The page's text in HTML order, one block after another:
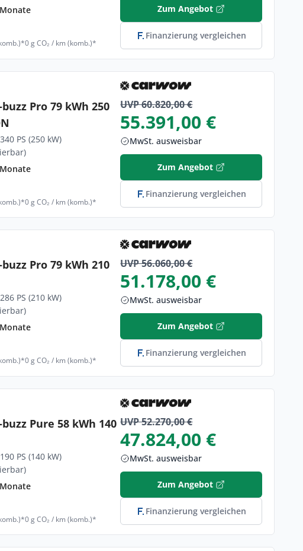
0 g CO₂ / km (komb.)*
Zum Angebot
Finanzierung vergleichen
Pro 79 kWh 250
340 PS (250 kW)
0 g CO₂ / km (komb.)*
UVP 60.820,00 €
55.391,00 €
MwSt. ausweisbar
Zum Angebot
Finanzierung vergleichen
Pro 79 kWh 210
286 PS (210 kW)
0 g CO₂ / km (komb.)*
UVP 56.060,00 €
51.178,00 €
MwSt. ausweisbar
Zum Angebot
Finanzierung vergleichen
Pure 58 kWh 140
190 PS (140 kW)
0 g CO₂ / km (komb.)*
UVP 52.270,00 €
47.824,00 €
MwSt. ausweisbar
Zum Angebot
Finanzierung vergleichen